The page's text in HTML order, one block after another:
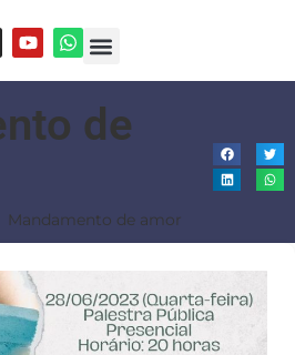
de
Mandamento de amor